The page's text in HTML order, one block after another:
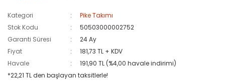
Kategori
Pike Takımı
Stok Kodu
50503000002752
Garanti Süresi
24 Ay
Fiyat
181,73 TL + KDV
Havale
191,90 TL (%4,00 havale indirimi)
*22,21 TL den başlayan taksitlerle!